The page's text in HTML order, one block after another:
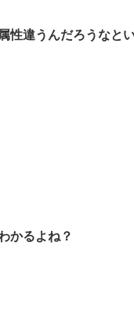
性違うんだろうなと
かるよね？